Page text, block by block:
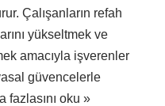
Çalışanların refah
yükseltmek ve
amacıyla işverenler
güvencelerle
fazlasını oku »